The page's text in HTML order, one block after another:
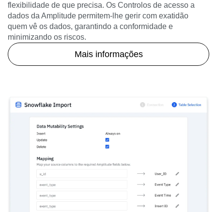
flexibilidade de que precisa. Os Controlos de acesso a
dados da Amplitude permitem-lhe gerir com exatidão
quem vê os dados, garantindo a conformidade e
minimizando os riscos.
Mais informações